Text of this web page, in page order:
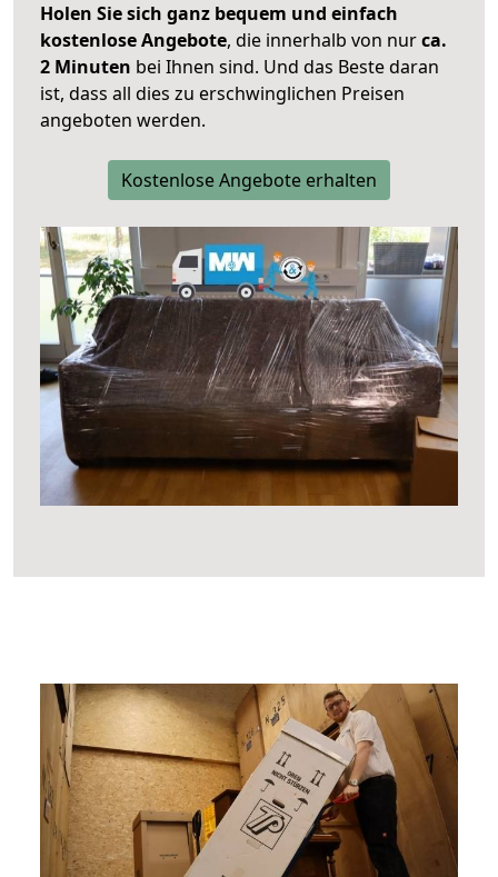
Holen Sie sich ganz bequem und einfach
kostenlose Angebote, die innerhalb von nurca.
2 Minuten bei Ihnen sind. Und das Beste daran
ist, dass all dies zu erschwinglichen Preisen
angeboten werden.
Kostenlose Angebote erhalten